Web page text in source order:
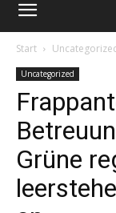
Start
Uncategorized
Grüne